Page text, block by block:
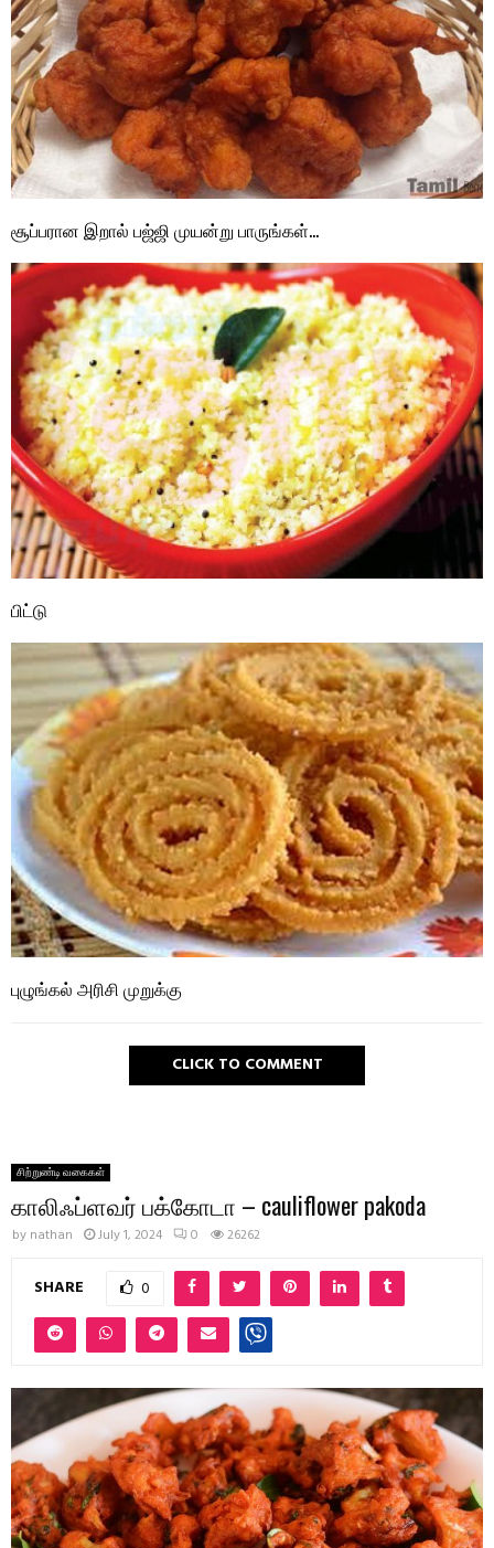
சூப்பரான இறால் பஜ்ஜி முயன்று பாருங்கள்…
பிட்டு
புழுங்கல் அரிசி முறுக்கு
CLICK TO COMMENT
சிற்றுண்டி வகைகள்
காலிஃப்ளவர் பக்கோடா – cauliflower pakoda
by nathan July 1, 2024 0 26262
SHARE 0